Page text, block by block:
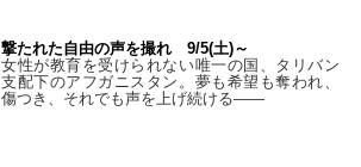
撃たれた自由の声を撮れ 9/5(土)～
女性が教育を受けられない唯一の国、タリバン
支配下のアフガニスタン。夢も希望も奪われ、
傷つき、それでも声を上げ続ける——